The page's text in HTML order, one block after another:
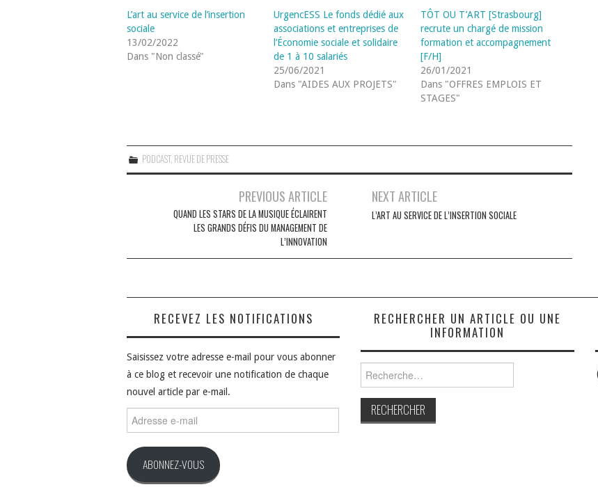
L’art au service de l’insertion
sociale
13/02/2022
Dans "Non classé"
UrgencESS Le fonds dédié aux
associations et entreprises de
l’Économie sociale et solidaire
de 1 à 10 salariés
25/06/2021
Dans "AIDES AUX PROJETS"
TÔT OU T’ART [Strasbourg]
recrute un chargé de mission
formation et accompagnement
[F/H]
26/01/2021
Dans "OFFRES EMPLOIS ET
STAGES"
PODCAST, REVUE DE PRESSE
PREVIOUS ARTICLE
QUAND LES STARS DE LA MUSIQUE ÉCLAIRENT
LES GRANDS DÉFIS DU MANAGEMENT DE
L’INNOVATION
NEXT ARTICLE
L’ART AU SERVICE DE L’INSERTION SOCIALE
RECEVEZ LES NOTIFICATIONS
Saisissez votre adresse e-mail pour vous abonner
à ce blog et recevoir une notification de chaque
nouvel article par e-mail.
e-
ABONNEZ-VOUS
RECHERCHER UN ARTICLE OU UNE
INFORMATION